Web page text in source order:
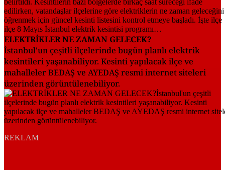
ELEKTRİKLER NE ZAMAN GELECEK?
İstanbul'un çeşitli ilçelerinde bugün planlı elektrik
kesintileri yaşanabiliyor. Kesinti yapılacak ilçe ve
mahalleler BEDAŞ ve AYEDAŞ resmi internet siteleri
üzerinden görüntülenebiliyor.
REKLAM